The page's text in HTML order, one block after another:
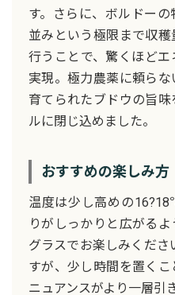
す。さらに、ボルドーの
並みという極限まで収
行うことで、驚くほど
実現。極力農薬に頼ら
育てられたブドウの旨
ルに閉じ込めました。
おすすめの楽しみ方
温度は少し高めの
りがしっかりと広がる
グラスでお楽しみくださ
すが、少し時間を置く
ニュアンスがより一層引